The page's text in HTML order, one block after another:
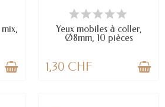
EN STOCK
Yeux mobiles à coller,
Ø8mm, 10 pièces
1,30 CHF